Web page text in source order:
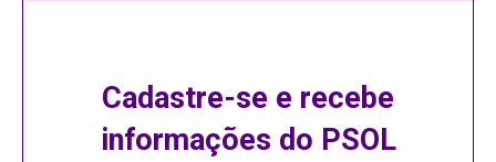
Cadastre-se e recebe
informações do PSOL